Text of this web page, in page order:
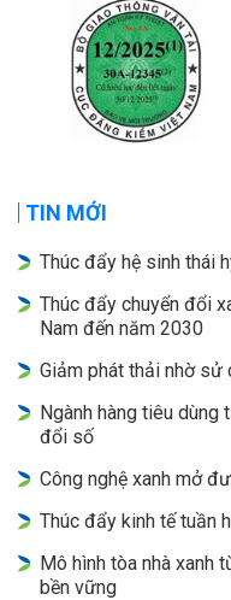
TIN MỚI
Thúc đẩy hệ sinh thái
Thúc đẩy chuyển đổi
Nam đến năm 2030
Giảm phát thải nhờ sử
Ngành hàng tiêu dùng
đổi số
Công nghệ xanh mở
Thúc đẩy kinh tế tuần
Mô hình tòa nhà xanh
bền vững